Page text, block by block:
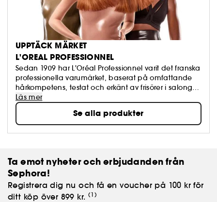
UPPTÄCK MÄRKET
L'OREAL PROFESSIONNEL
Sedan 1909 har L'Oréal Professionnel varit det franska
professionella varumärket, baserat på omfattande
hårkompetens, testat och erkänt av frisörer i salonger.
Tack vare detajerad molekylär teknik är L'Oréal
Professionnel-behandlingar avsedda för alla
hårtyper. Stylingprodukter kombinerar teknik och
konstnärlig avantgarde för utseenden som är
inspirerade av catwalksen.
Läs mer
Se alla produkter
Ta emot nyheter och erbjudanden från
Sephora!
Registrera dig nu och få en voucher på 100 kr för
ditt köp över 899 kr. (1)